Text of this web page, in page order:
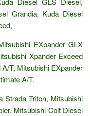
Grandia, Kuda Diesel
EXpander GLX
Xpander Exceed
T, Mitsubishi EXpander
A/T.
Strada Triton, Mitsubishi
Mitsubishi Colt Diesel